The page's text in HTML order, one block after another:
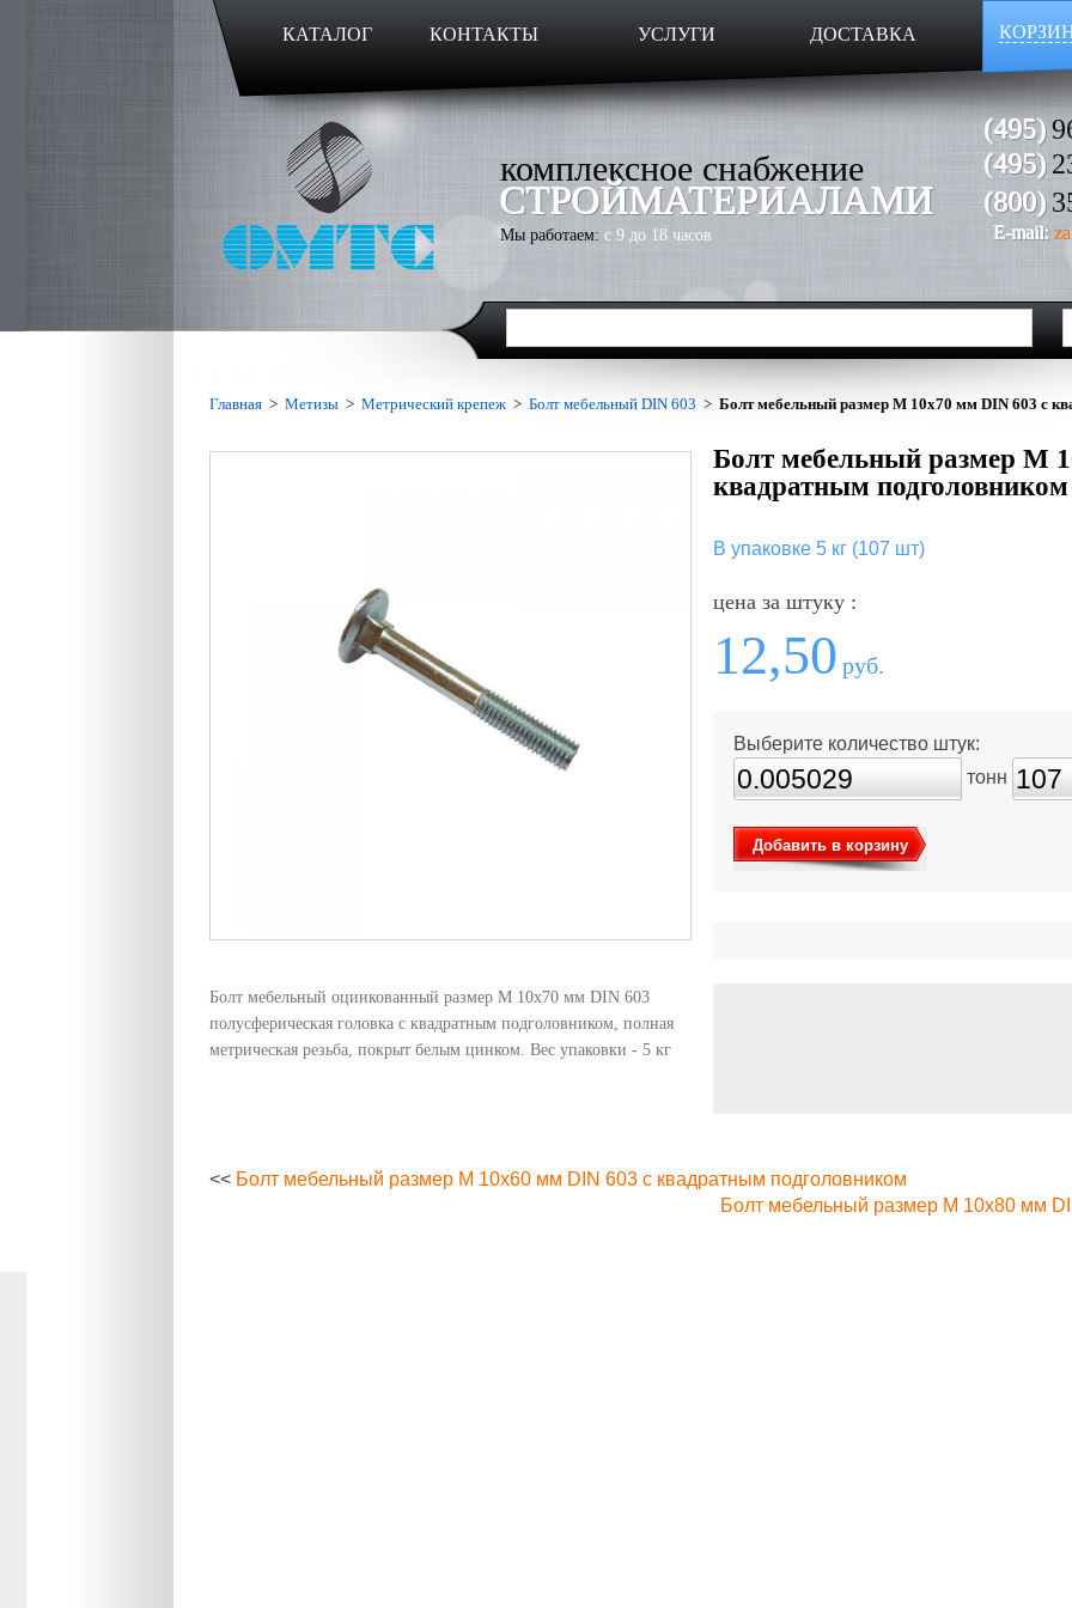
КАТАЛОГ КОНТАКТЫ УСЛУГИ ДОСТАВКА
комплексное снабжение
СТРОЙМАТЕРИАЛАМИ
Мы работаем: с 9 до 18 часов
(495)
(495)
(800)
E-mail:
Главная > Метизы > Метрический крепеж > Болт мебельный DIN 603 > Болт мебельный размер М 10х70 мм DIN 603 с
Болт мебельный оцинкованный размер M 10х70 мм DIN 603
полусферическая головка с квадратным подголовником, полная
метрическая резьба, покрыт белым цинком. Вес упаковки - 5 кг
Болт мебельный размер М
квадратным подголовником
В упаковке 5 кг (107 шт)
цена за штуку :
12,50 руб.
Выберите количество штук:
тонн
Добавить в корзину
<< Болт мебельный размер М 10х60 мм DIN 603 с квадратным подголовником
Болт мебельный размер М 10х80 мм